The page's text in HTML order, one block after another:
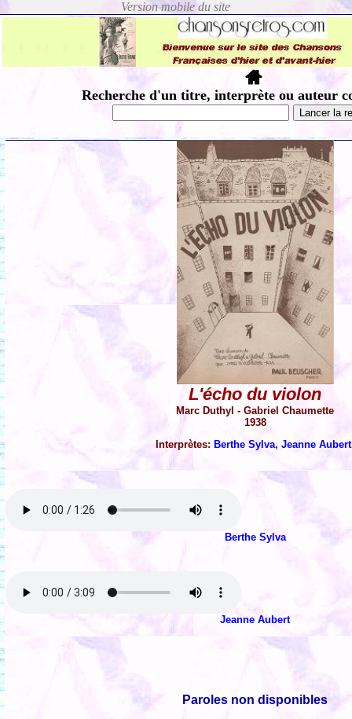
Recherche d'un titre, interprète ou auteur
L'écho du violon
Marc Duthyl - Gabriel Chaumette
1938
Interprètes: Berthe Sylva,Jeanne Aubert
Berthe Sylva
Jeanne Aubert
Paroles non disponibles